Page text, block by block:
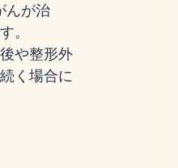
んが治
。
や整形外
く場合に